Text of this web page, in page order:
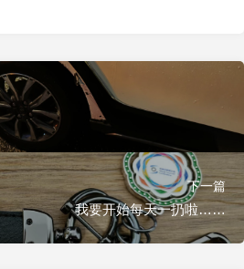
下一篇
我要开始每天一扔啦……